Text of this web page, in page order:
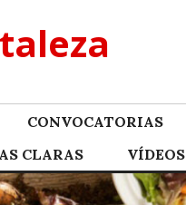
CONVOCATORIAS
CLARAS VÍDEOS